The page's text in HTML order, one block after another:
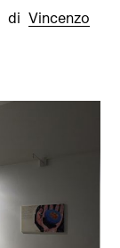
di Vincenzo